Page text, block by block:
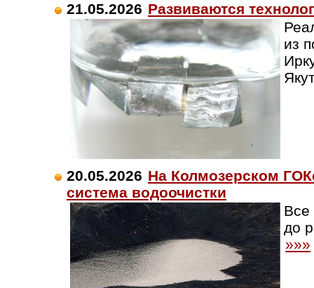
21.05.2026 Развиваются
из
20.05.2026 На Колмозерском
система водоочистки
Все
до
»»»